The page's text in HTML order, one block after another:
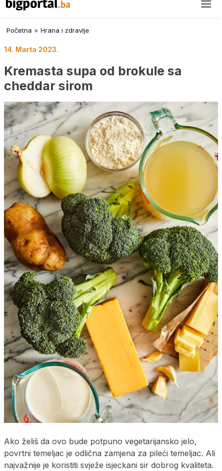
Početna » Hrana i zdravlje
14. Marta 2023.
Kremasta supa od brokule sa
cheddar sirom
Ako želiš da ovo bude potpuno vegetarijansko jelo,
povrtni temeljac je odlična zamjena za pileći temeljac. Ali
najvažnije je koristiti svježe isjeckani sir dobrog kvaliteta.